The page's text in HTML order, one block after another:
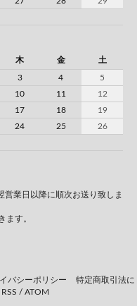
木 金 土
3 4
5
10 11
12
17 18
19
24 25
26
営業日以降に順次お送り致しま
ます。
バシーポリシー
特定商取引法に
RSS / ATOM